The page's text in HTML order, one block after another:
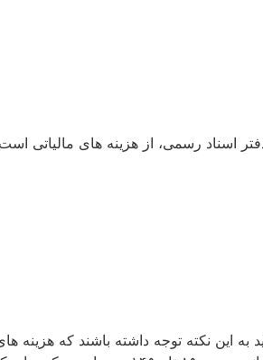
این نکته توجه داشته باشند که هزینه